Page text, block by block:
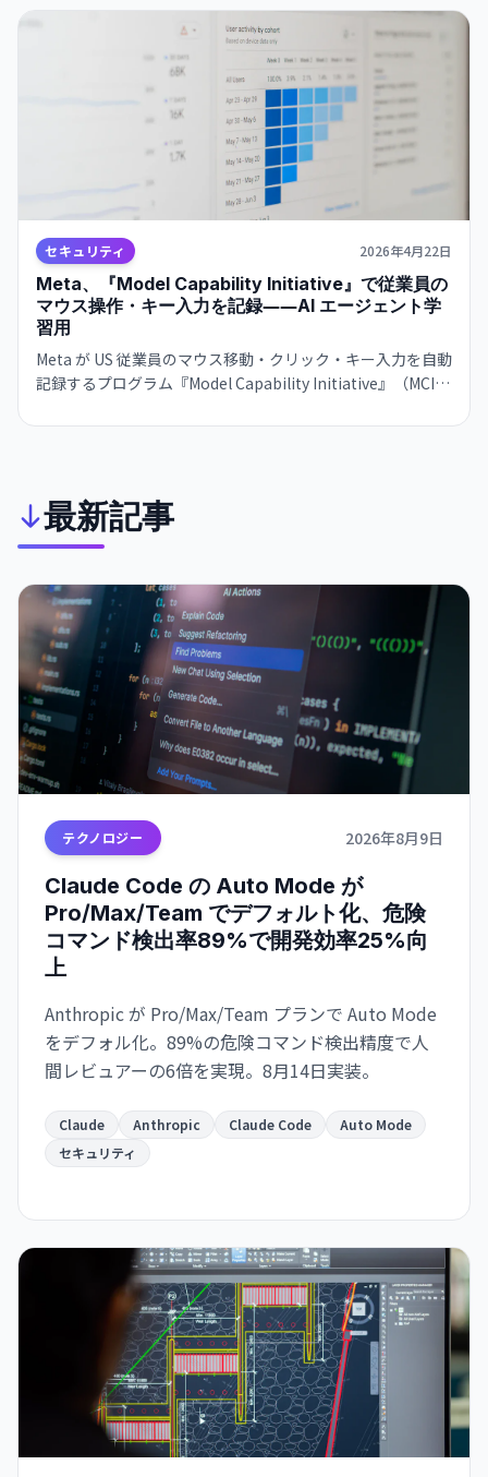
セキュリティ 2026年4月22日
Meta、『Model Capability Initiative』で従業員の
マウス操作・キー入力を記録――AI エージェント学
習用
Meta が US 従業員のマウス移動・クリック・キー入力を自動
記録するプログラム『Model Capability Initiative』（MCI）
る一方、「パフォーマンス評価には使わない」と公言。ただ
最新記事
テクノロジー 2026年8月9日
Claude Code の Auto Mode が
Pro/Max/Team でデフォルト化、危険
コマンド検出率89%で開発効率25%向
上
Anthropic が Pro/Max/Team プランで Auto Mode
をデフォル化。89%の危険コマンド検出精度で人
間レビュアーの6倍を実現。8月14日実装。
Claude Anthropic Claude Code
Auto Mode
セキュリティ